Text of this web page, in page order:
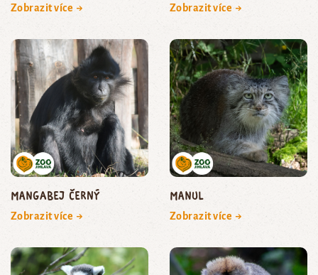
Zobrazit více → Zobrazit více →
mangabej černý
Zobrazit více →
manul
Zobrazit více →